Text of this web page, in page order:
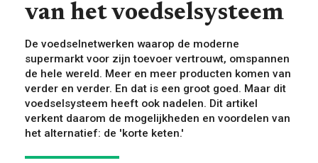
ONTDEKKEN
van het voedselsysteem
De voedselnetwerken waarop de moderne
supermarkt voor zijn toevoer vertrouwt, omspannen
de hele wereld. Meer en meer producten komen van
verder en verder. En dat is een groot goed. Maar dit
voedselsysteem heeft ook nadelen. Dit artikel
verkent daarom de mogelijkheden en voordelen van
het alternatief: de 'korte keten.'